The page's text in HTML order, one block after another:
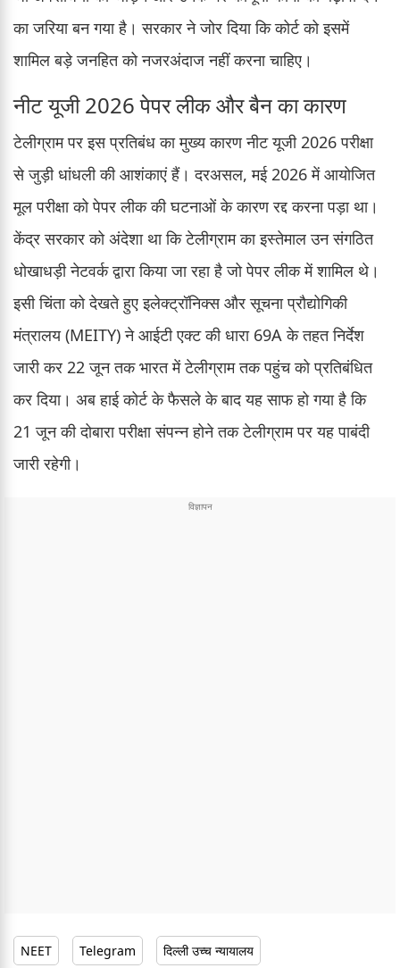
का जरिया बन गया है। सरकार ने जोर दिया कि कोर्ट को इसमें
शामिल बड़े जनहित को नजरअंदाज नहीं करना चाहिए।
नीट यूजी 2026 पेपर लीक और बैन का कारण
टेलीग्राम पर इस प्रतिबंध का मुख्य कारण नीट यूजी 2026 परीक्षा
से जुड़ी धांधली की आशंकाएं हैं। दरअसल, मई 2026 में आयोजित
मूल परीक्षा को पेपर लीक की घटनाओं के कारण रद्द करना पड़ा था।
केंद्र सरकार को अंदेशा था कि टेलीग्राम का इस्तेमाल उन संगठित
धोखाधड़ी नेटवर्क द्वारा किया जा रहा है जो पेपर लीक में शामिल थे।
इसी चिंता को देखते हुए इलेक्ट्रॉनिक्स और सूचना प्रौद्योगिकी
मंत्रालय (MEITY) ने आईटी एक्ट की धारा 69A के तहत निर्देश
जारी कर 22 जून तक भारत में टेलीग्राम तक पहुंच को प्रतिबंधित
कर दिया। अब हाई कोर्ट के फैसले के बाद यह साफ हो गया है कि
21 जून की दोबारा परीक्षा संपन्न होने तक टेलीग्राम पर यह पाबंदी
जारी रहेगी।
NEET Telegram दिल्ली उच्च न्यायालय